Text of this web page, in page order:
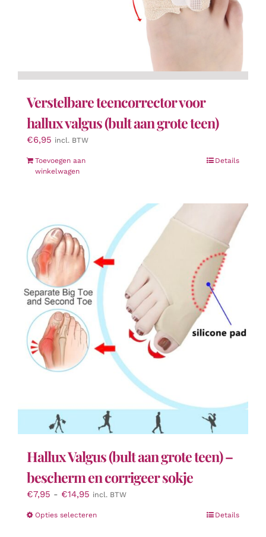
Verstelbare teencorrector voor
hallux valgus (bult aan grote teen)
€6,95 incl. BTW
Toevoegen aan
winkelwagen
Details
Hallux Valgus (bult aan grote teen) –
bescherm en corrigeer sokje
€7,95 - €14,95 Prijsklasse:
tot
incl. BTW
Opties selecterenDit
Details